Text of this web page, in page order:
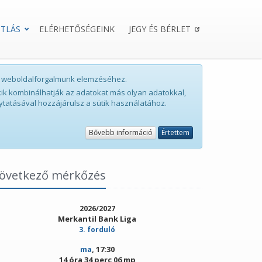
ELÉRHETŐSÉGEINK JEGY ÉS BÉRLET
elemzéséhez.
kombinálhatják az adatokat más olyan adatokkal,
hozzájárulsz a sütik használatához.
Bővebb információ Értettem
mérkőzés
2026/2027
Merkantil Bank Liga
3. forduló
ma, 17:30
14 óra 34 perc 06 mp